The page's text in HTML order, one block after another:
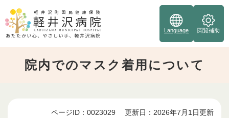
ー
Language 閲覧補助
院内でのマスク着用について
ページID：0023029 更新日：2026年7月1日更新